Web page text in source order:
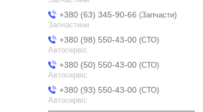
+380 (63) 345-90-66 Запчасти
Запчастини
+380 (98) 550-43-00 СТО
Автосервіс
+380 (50) 550-43-00 СТО
Автосервіс
+380 (93) 550-43-00 СТО
Автосервіс